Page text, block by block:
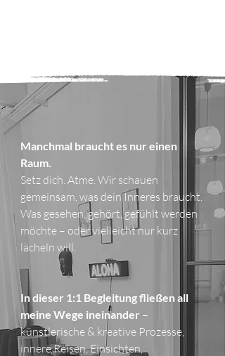
Manchmal braucht es nur einen
Raum.
Setz dich. Atme. Wir schauen
gemeinsam, was dein Inneres braucht.
Was gesehen, gehört, gefühlt werden
möchte – oder vielleicht nur kurz
lächeln will.
In dieser 1:1 Begleitung fließen all
meine Wege ineinander –
künstlerische & kreative Prozesse,
innere Reisen, Einsichten,